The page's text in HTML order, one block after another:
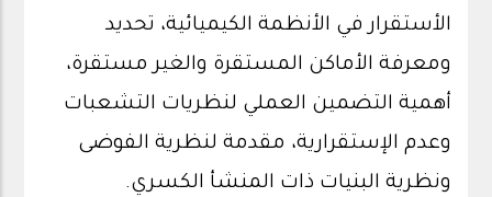
الأستقرار في الأنظمة الكيميائية، تحديد
ومعرفة الأماكن المستقرة والغير مستقرة،
أهمية التضمين العملي لنظريات التشعبات
وعدم الإستقرارية، مقدمة لنظرية الفوضى
ونظرية البنيات ذات المنشأ الكسري.